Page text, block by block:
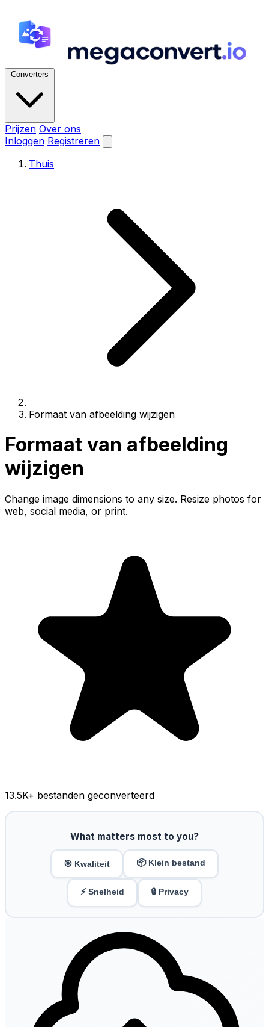
Converters
Prijzen Over ons
Inloggen Registreren
Thuis
Formaat van afbeelding wijzigen
Formaat van afbeelding
wijzigen
Change image dimensions to any size. Resize photos for
web, social media, or print.
13.5K+ bestanden geconverteerd
What matters most to you?
🎯 Kwaliteit 📦 Klein bestand
⚡ Snelheid 🔒 Privacy